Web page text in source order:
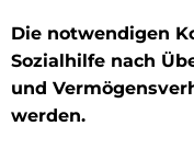
Die notwendigen
Sozialhilfe nach
und
werden.